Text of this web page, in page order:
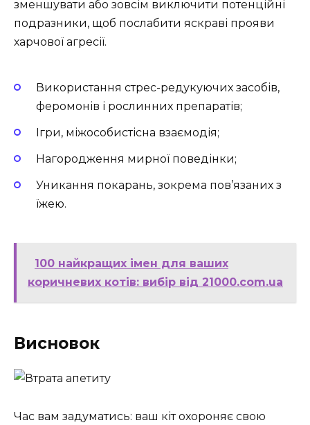
зменшувати або зовсім виключити потенційні
подразники, щоб послабити яскраві прояви
харчової агресії.
Використання стрес-редукуючих засобів,
феромонів і рослинних препаратів;
Ігри, міжособистісна взаємодія;
Нагородження мирної поведінки;
Уникання покарань, зокрема пов’язаних з
їжею.
100 найкращих імен для ваших
коричневих котів: вибір від 21000.com.ua
Висновок
Час вам задуматись: ваш кіт охороняє свою